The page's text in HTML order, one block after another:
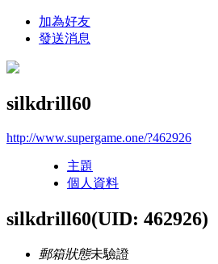
加為好友
發送消息
silkdrill60
http://www.supergame.one/?462926
主題
個人資料
silkdrill60(UID: 462926)
郵箱狀態未驗證